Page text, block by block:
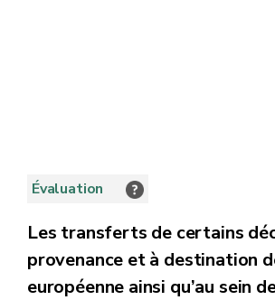
Évaluation
Les transferts de certains
provenance et à destination
européenne ainsi qu’au sein